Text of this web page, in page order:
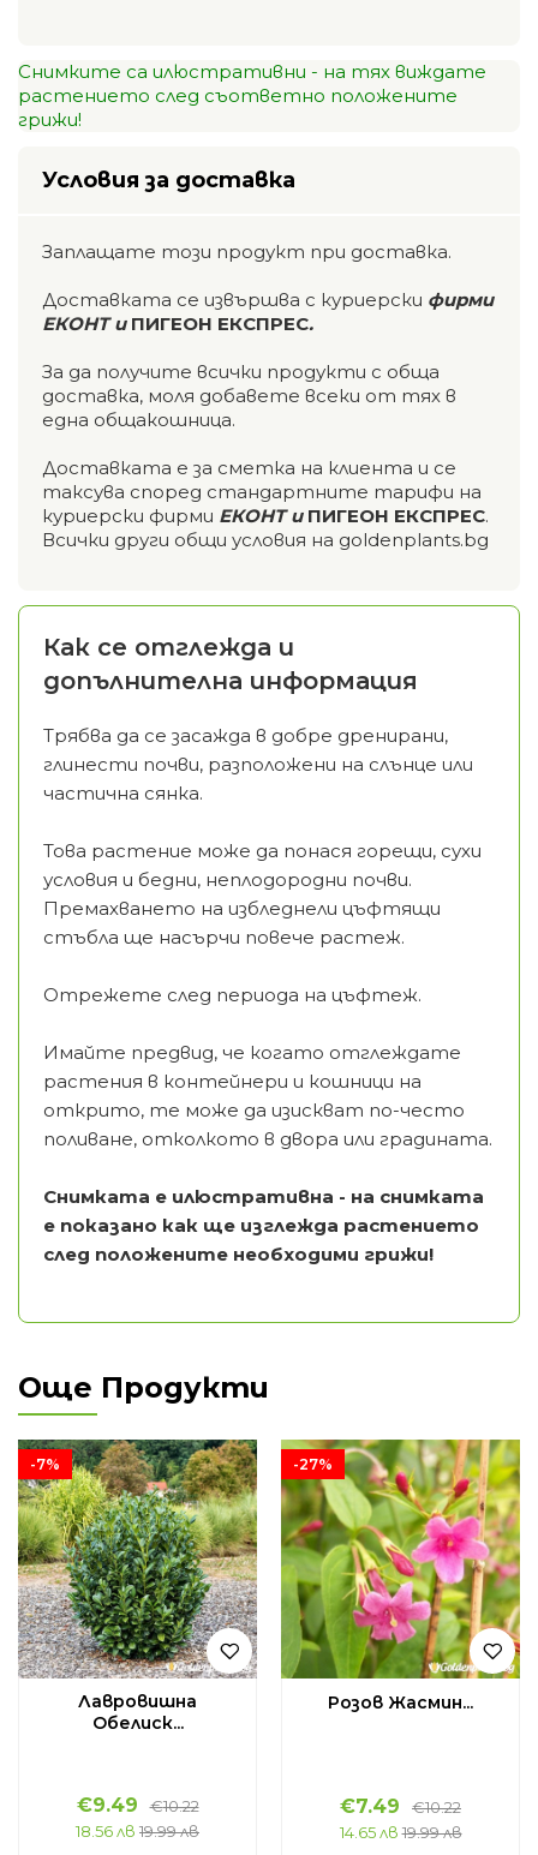
Снимките са илюстративни - на тях виждате
растението след съответно положените
грижи!
Условия за доставка
Заплащате този продукт при доставка.
Доставката се извършва с куриерски фирми
ЕКОНТ и ПИГЕОН ЕКСПРЕС.
За да получите всички продукти с обща
доставка, моля добавете всеки от тях в
една общакошница.
Доставката е за сметка на клиента и се
таксува според стандартните тарифи на
куриерски фирми ЕКОНТ и ПИГЕОН ЕКСПРЕС.
Всички други общи условия на goldenplants.bg
Как се отглежда и
допълнителна информация
Трябва да се засажда в добре дренирани,
глинести почви, разположени на слънце или
частична сянка.
Това растение може да понася горещи, сухи
условия и бедни, неплодородни почви.
Премахването на избледнели цъфтящи
стъбла ще насърчи повече растеж.
Отрежете след периода на цъфтеж.
Имайте предвид, че когато отглеждате
растения в контейнери и кошници на
открито, те може да изискват по-често
поливане, отколкото в двора или градината.
Снимката е илюстративна - на снимката
е показано как ще изглежда растението
след положените необходими грижи!
Още Продукти
-7%
Лавровишна
Обелиск...
€9.49 €10.22
18.56 лв 19.99 лв
-27%
Розов Жасмин...
€7.49 €10.22
14.65 лв 19.99 лв